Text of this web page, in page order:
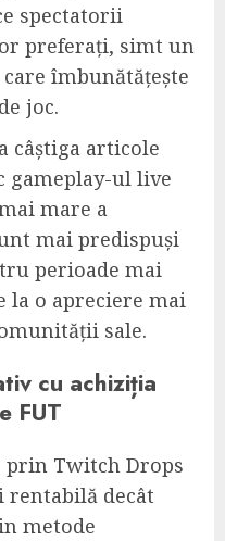
spectatorii
preferați, simt un
îmbunătățește
joc.
câștiga articole
gameplay-ul live
mare a
mai predispuși
perioade mai
la o apreciere mai
sale.
cu achiziția
FUT
prin Twitch Drops
rentabilă decât
metode